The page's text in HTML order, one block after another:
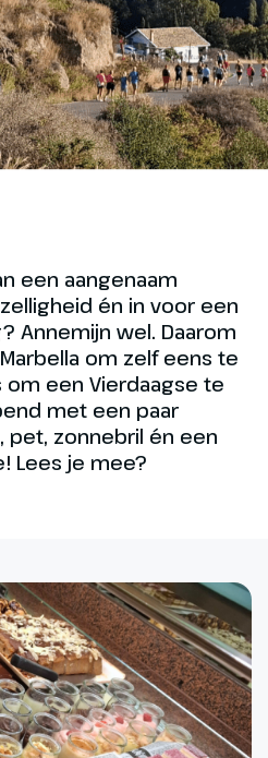
een aangenaam
én in voor een
Annemijn wel. Daarom
om zelf eens te
een Vierdaagse te
met een paar
pet, zonnebril én een
Lees je mee?